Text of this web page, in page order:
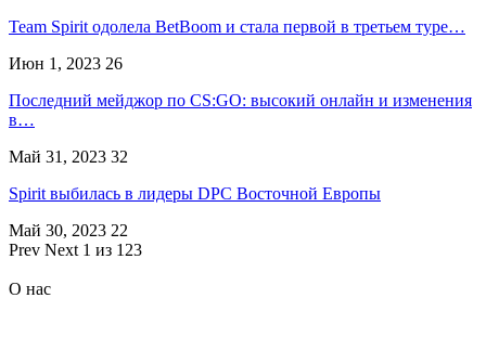
Team Spirit одолела BetBoom и стала первой в третьем туре…
Июн 1, 2023 26
Последний мейджор по CS:GO: высокий онлайн и изменения
в…
Май 31, 2023 32
Spirit выбилась в лидеры DPC Восточной Европы
Май 30, 2023 22
Prev Next 1 из 123
О нас